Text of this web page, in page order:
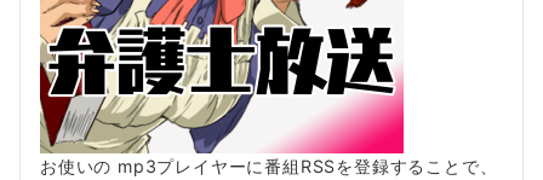
お使いの mp3プレイヤーに番組RSSを登録することで、